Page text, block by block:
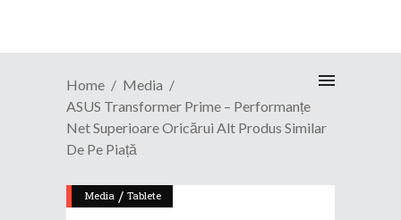
Home
Media
ASUS Transformer Prime – Performanțe
Net Superioare Oricărui Alt Produs Similar
De Pe Piață
Media / Tablete